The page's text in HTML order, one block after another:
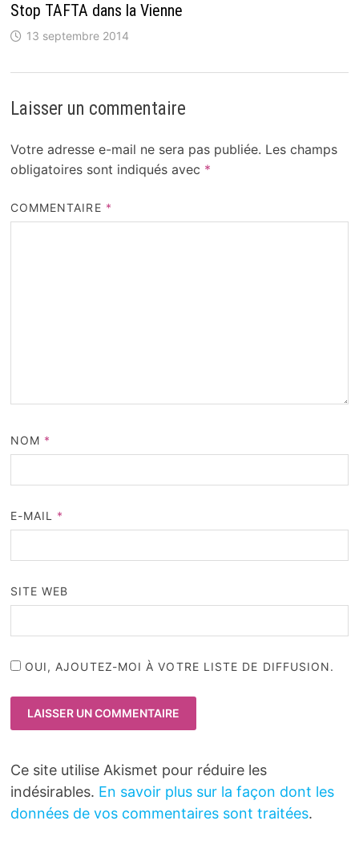
Stop TAFTA dans la Vienne
13 septembre 2014
Laisser un commentaire
Votre adresse e-mail ne sera pas publiée. Les champs
obligatoires sont indiqués avec *
COMMENTAIRE *
NOM *
E-MAIL *
SITE WEB
OUI, AJOUTEZ-MOI À VOTRE LISTE DE DIFFUSION.
Ce site utilise Akismet pour réduire les
indésirables. En savoir plus sur la façon dont les
données de vos commentaires sont traitées.